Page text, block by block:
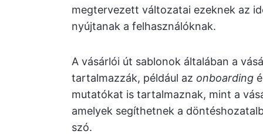
megtervezett változatai ezeknek az
nyújtanak a felhasználóknak.
A vásárlói út sablonok általában a
tartalmazzák, például az onboarding
mutatókat is tartalmaznak, mint a
amelyek segíthetnek a
szó.